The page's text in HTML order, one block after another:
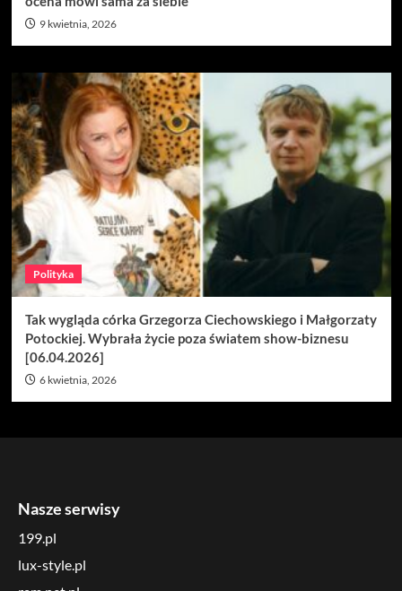
9 kwietnia, 2026
Polityka
Tak wygląda córka Grzegorza Ciechowskiego i Małgorzaty
Potockiej. Wybrała życie poza światem show-biznesu
[06.04.2026]
6 kwietnia, 2026
Nasze serwisy
199.pl
lux-style.pl